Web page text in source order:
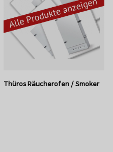
Thüros Räucherofen / Smoker